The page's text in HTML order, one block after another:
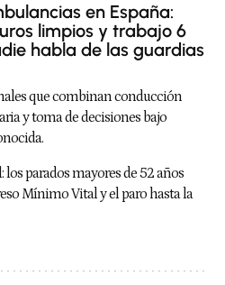
en España:
limpios y trabajo 6
habla de las guardias
que combinan conducción
y toma de decisiones bajo
los parados mayores de 52 años
Mínimo Vital y el paro hasta la